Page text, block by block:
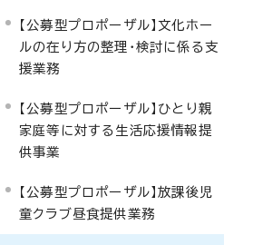
【公募型プロポーザル】文化ホー
ルの在り方の整理・検討に係る支
援業務
【公募型プロポーザル】ひとり親
家庭等に対する生活応援情報提
供事業
【公募型プロポーザル】放課後児
童クラブ昼食提供業務